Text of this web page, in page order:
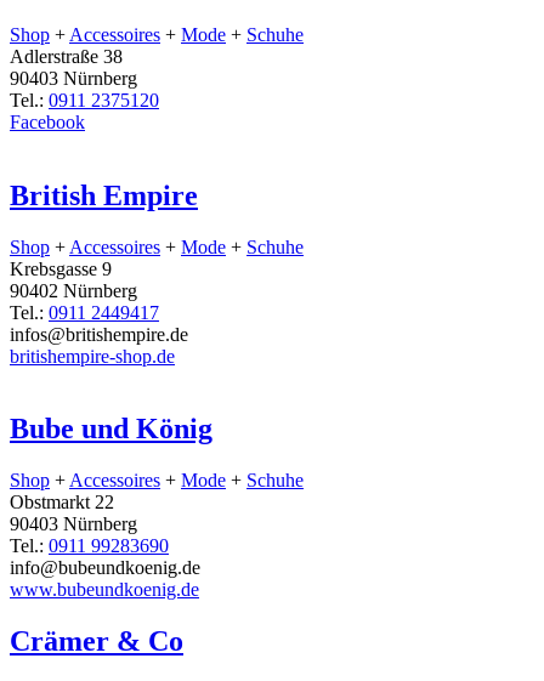
Shop + Accessoires + Mode + Schuhe
Adlerstraße 38
90403 Nürnberg
Tel.: 0911 2375120
Facebook
British Empire
Shop + Accessoires + Mode + Schuhe
Krebsgasse 9
90402 Nürnberg
Tel.: 0911 2449417
infos@britishempire.de
britishempire-shop.de
Bube und König
Shop + Accessoires + Mode + Schuhe
Obstmarkt 22
90403 Nürnberg
Tel.: 0911 99283690
info@bubeundkoenig.de
www.bubeundkoenig.de
Crämer & Co